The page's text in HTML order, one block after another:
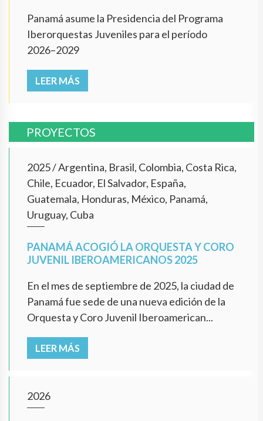
Panamá asume la Presidencia del Programa
Iberorquestas Juveniles para el período
2026–2029
LEER MÁS
PROYECTOS
2025/Argentina, Brasil, Colombia, Costa Rica,
Chile, Ecuador, El Salvador, España,
Guatemala, Honduras, México, Panamá,
Uruguay, Cuba
PANAMÁ ACOGIÓ LA ORQUESTA Y CORO
JUVENIL IBEROAMERICANOS 2025
En el mes de septiembre de 2025, la ciudad de
Panamá fue sede de una nueva edición de la
Orquesta y Coro Juvenil Iberoamerican...
LEER MÁS
2026